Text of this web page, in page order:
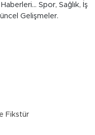
Spor, Sağlık, İş
Gelişmeler.
Fikstür